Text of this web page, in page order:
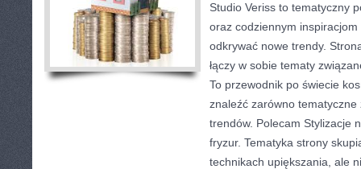
Studio Veriss to tematyczny
oraz codziennym
odkrywać nowe trendy.
łączy w sobie tematy
To przewodnik po świecie
znaleźć zarówno
trendów. Polecam Stylizacje
fryzur. Tematyka strony
technikach upiększania, ale